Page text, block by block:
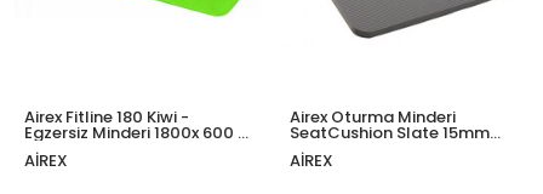
Airex Fitline 180 Kiwi -
Egzersiz Minderi 1800x 600 x
10 mm
AIREX
Airex Oturma Minderi
SeatCushion Slate 15mm
Schifer390x390MM
SKSI15390
AIREX